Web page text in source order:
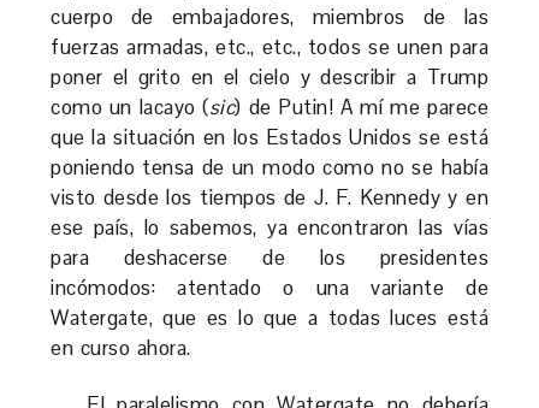
cuerpo de embajadores, miembros de las
fuerzas armadas, etc., etc., todos se unen para
poner el grito en el cielo y describir a Trump
como un lacayo (sic) de Putin! A mí me parece
que la situación en los Estados Unidos se está
poniendo tensa de un modo como no se había
visto desde los tiempos de J. F. Kennedy y en
ese país, lo sabemos, ya encontraron las vías
para deshacerse de los presidentes
incómodos: atentado o una variante de
Watergate, que es lo que a todas luces está
en curso ahora.